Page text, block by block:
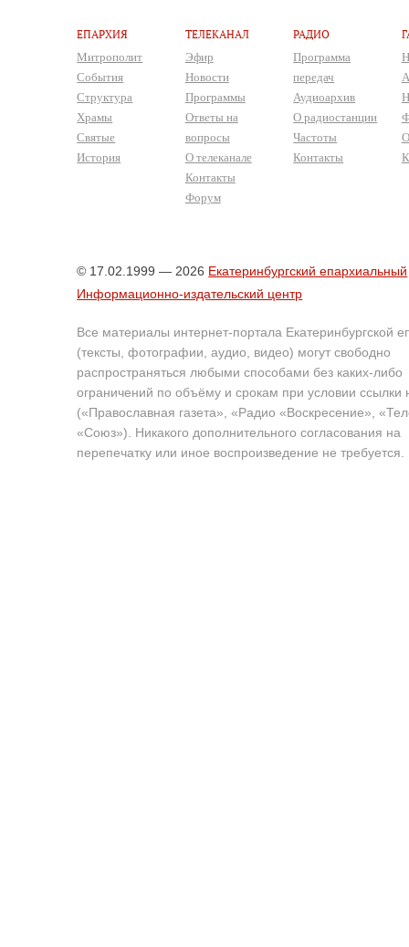
ЕПАРХИЯ
Митрополит
События
Структура
Храмы
Святые
История
ТЕЛЕКАНАЛ
Эфир
Новости
Программы
Ответы на
вопросы
О телеканале
Контакты
Форум
РАДИО
Программа
передач
Аудиоархив
О радиостанции
Частоты
Контакты
© 17.02.1999 — 2026 Екатеринбургский епархиальный
Информационно-издательский центр
Все материалы интернет-портала Екатеринбургской
(тексты, фотографии, аудио, видео) могут свободно
распространяться любыми способами без каких-либо
ограничений по объёму и срокам при условии ссылки
(«Православная газета», «Радио «Воскресение»,
«Союз»). Никакого дополнительного согласования на
перепечатку или иное воспроизведение не требуется.